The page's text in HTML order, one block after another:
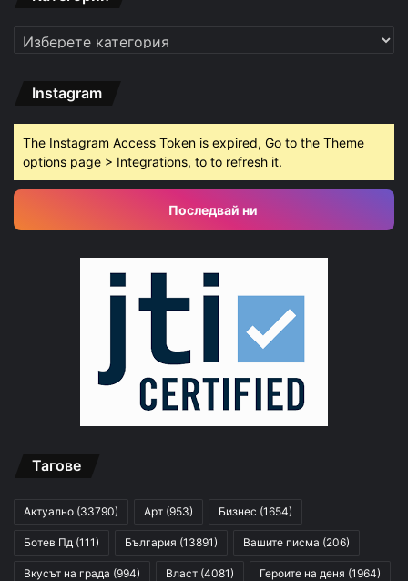
Категории
Instagram
The Instagram Access Token is expired, Go to the Theme
options page > Integrations, to to refresh it.
Последвай ни
Тагове
Актуално (33790) Арт (953) Бизнес (1654)
Ботев Пд (111) България (13891) Вашите писма (206)
Вкусът на града (994) Власт (4081) Героите на деня (1964)